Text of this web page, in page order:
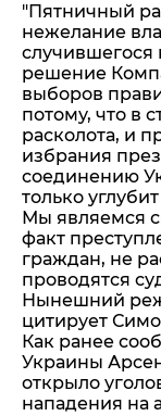
"Пятничный
нежелание
случившегося
решение
выборов
потому, что в
расколота, и
избрания
соединению
только
Мы являемся
факт
граждан, не
проводятся
Нынешний
цитирует
Как ранее
Украины
открыло
нападения на